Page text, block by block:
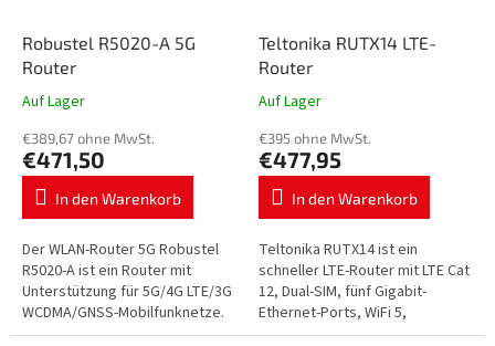
Robustel R5020-A 5G
Router
Auf Lager
€389,67 ohne MwSt.
€471,50
In den Warenkorb
Der WLAN-Router 5G Robustel
R5020-A ist ein Router mit
Unterstützung für 5G/4G LTE/3G
WCDMA/GNSS-Mobilfunknetze.
Schnelle Internetverbindung,
Teltonika RUTX14 LTE-
Router
Auf Lager
€395 ohne MwSt.
€477,95
In den Warenkorb
Teltonika RUTX14 ist ein
schneller LTE-Router mit LTE Cat
12, Dual-SIM, fünf Gigabit-
Ethernet-Ports, WiFi 5,
Bluetooth LE, GNSS, VPN-